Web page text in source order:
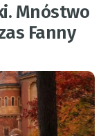
Mnóstwo
Fanny